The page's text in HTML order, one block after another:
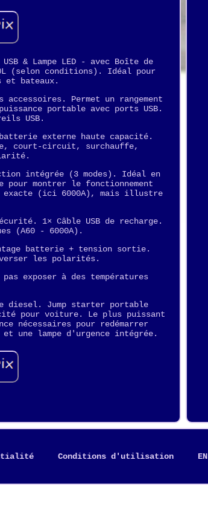
& Lampe LED - avec Boîte de
(selon conditions). Idéal pour
bateaux.
Permet un rangement
portable avec ports USB.
USB.
externe haute capacité.
court-circuit, surchauffe,
intégrée (3 modes). Idéal en
pour montrer le fonctionnement
(ici 6000A), mais illustre
1× Câble USB de recharge.
(A60 - 6000A).
batterie + tension sortie.
les polarités.
exposer à des températures
diesel. Jump starter portable
pour voiture. Le plus puissant
nécessaires pour redémarrer
une lampe d'urgence intégrée.
Conditions d'utilisation EN